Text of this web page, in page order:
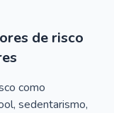
de risco
como
sedentarismo,